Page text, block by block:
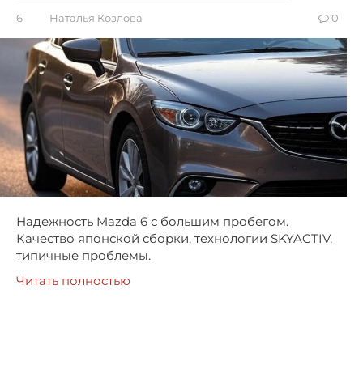
6 Наталья Козлова 0
Надежность Mazda 6 с большим пробегом.
Качество японской сборки, технологии SKYACTIV,
типичные проблемы.
Читать полностью